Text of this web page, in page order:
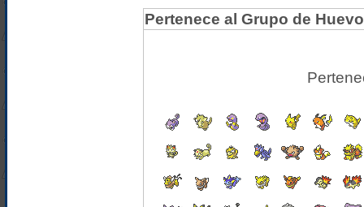
Pertenece al Grupo de